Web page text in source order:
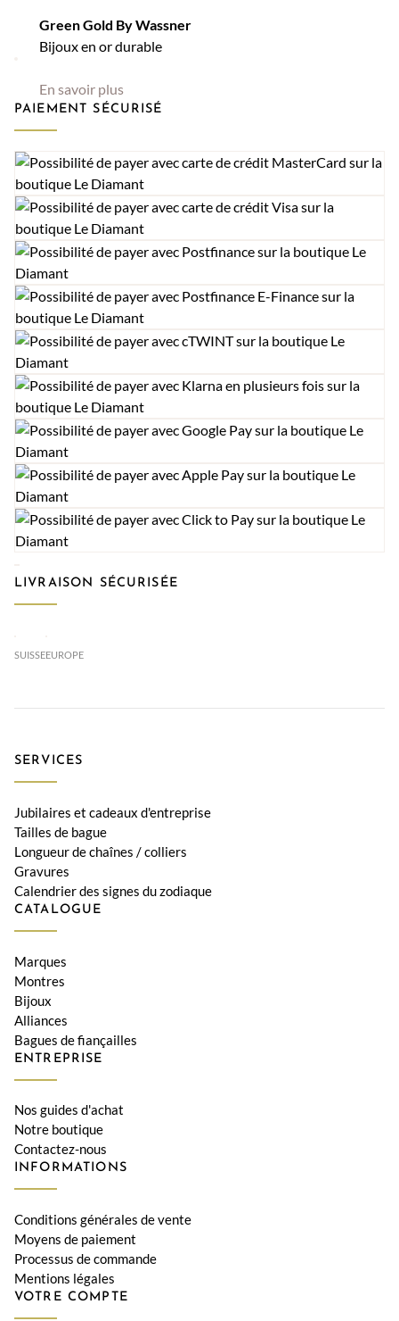
Green Gold By Wassner
Bijoux en or durable
En savoir plus
PAIEMENT SÉCURISÉ
LIVRAISON SÉCURISÉE
SUISSEEUROPE
SERVICES
Jubilaires et cadeaux d'entreprise
Tailles de bague
Longueur de chaînes / colliers
Gravures
Calendrier des signes du zodiaque
CATALOGUE
Marques
Montres
Bijoux
Alliances
Bagues de fiançailles
ENTREPRISE
Nos guides d'achat
Notre boutique
Contactez-nous
INFORMATIONS
Conditions générales de vente
Moyens de paiement
Processus de commande
Mentions légales
VOTRE COMPTE